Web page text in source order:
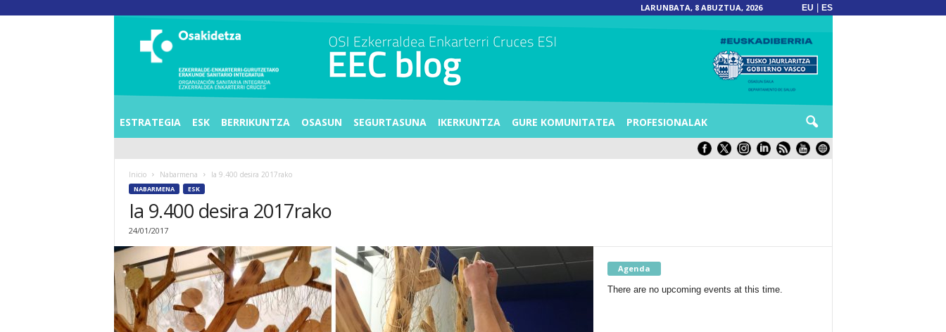
LARUNBATA, 8 ABUZTUA, 2026 EU ES
A
N
A
R
T
E
ESTRATEGIA ESK BERRIKUNTZA OSASUN SEGURTASUNA IKERKUNTZA GURE KOMUNITATEA PROFESIONALAK
Inicio Nabarmena Ia 9.400 desira 2017rako
NABARMENA ESK
Ia 9.400 desira 2017rako
24/01/2017
Agenda
There are no upcoming events at this time.